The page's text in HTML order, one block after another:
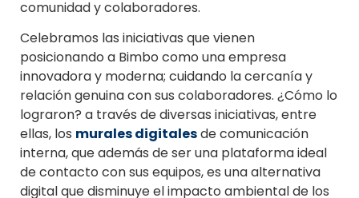
comunidad y colaboradores.
Celebramos las iniciativas que vienen
posicionando a Bimbo como una empresa
innovadora y moderna; cuidando la cercanía y
relación genuina con sus colaboradores. ¿Cómo lo
lograron? a través de diversas iniciativas, entre
ellas, los murales digitalesde comunicación
interna, que además de ser una plataforma ideal
de contacto con sus equipos, es una alternativa
digital que disminuye el impacto ambiental de los